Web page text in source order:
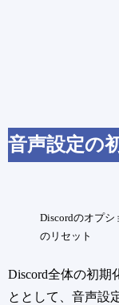
音声設定の
Discordのオプシ
のリセット
Discord全体の初期
ととして、音声設